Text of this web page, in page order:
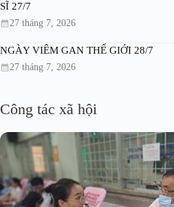
SĨ 27/7
27 tháng 7, 2026
NGÀY VIÊM GAN THẾ GIỚI 28/7
27 tháng 7, 2026
Công tác xã hội